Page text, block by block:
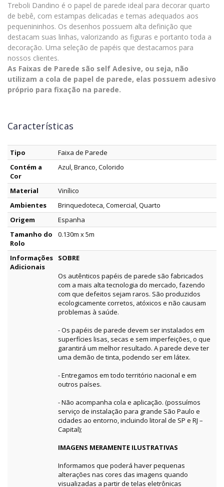
Treboli Dandino é o papel de parede ideal para decorar quarto
de bebê, com estampas delicadas e temas adequados aos
pequenininhos. Os desenhos possuem alta definição que
destacam suas linhas, valorizando as figuras e portanto toda a
decoração. Uma seleção de papéis que destacamos para
nossos clientes.
As Faixas de Parede são self Adesive, ou seja, não
utilizam a cola de papel de parede, elas possuem adesivo
próprio para fixação na parede.
Características
Tipo
Faixa de Parede
Contém a
Cor
Azul, Branco, Colorido
Material
Vinílico
Ambientes
Brinquedoteca, Comercial, Quarto
Origem
Espanha
Tamanho do
Rolo
0.130m x 5m
Informações
Adicionais
SOBRE
Os autênticos papéis de parede são fabricados
com a mais alta tecnologia do mercado, fazendo
com que defeitos sejam raros. São produzidos
ecologicamente corretos, atóxicos e não causam
problemas à saúde.
- Os papéis de parede devem ser instalados em
superfícies lisas, secas e sem imperfeições, o que
garantirá um melhor resultado. A parede deve ter
uma demão de tinta, podendo ser em látex.
- Entregamos em todo território nacional e em
outros países.
- Não acompanha cola e aplicação. (possuímos
serviço de instalação para grande São Paulo e
cidades ao entorno, incluindo litoral de SP e RJ –
Capital);
IMAGENS MERAMENTE ILUSTRATIVAS
Informamos que poderá haver pequenas
alterações nas cores das imagens quando
visualizadas a partir de telas eletrônicas